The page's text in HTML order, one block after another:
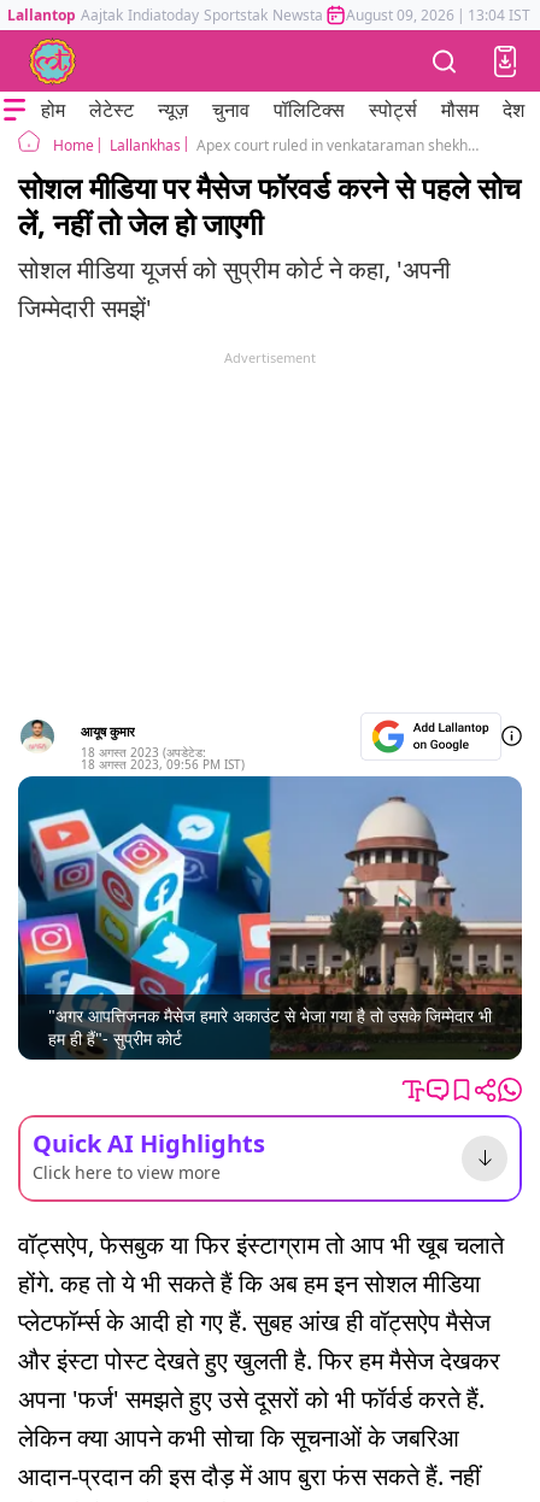
Lallantop Aajtak Indiatoday Sportstak Newstak Mumbai Tak Astrotak
August 09, 2026 | 13:04 IST
होम लेटेस्ट न्यूज़ चुनाव पॉलिटिक्स स्पोर्ट्स मौसम देश
Home Lallankhas Apex court ruled in venkataraman shekher case that one cannot shirk liability after forwarding abusive social media posts
सोशल मीडिया पर मैसेज फॉरवर्ड करने से पहले सोच
लें, नहीं तो जेल हो जाएगी
सोशल मीडिया यूजर्स को सुप्रीम कोर्ट ने कहा, 'अपनी
जिम्मेदारी समझें'
Advertisement
आयूष कुमार
18 अगस्त 2023 (अपडेटेड:
18 अगस्त 2023, 09:56 PM IST)
"अगर आपत्तिजनक मैसेज हमारे अकाउंट से भेजा गया है तो उसके जिम्मेदार भी
हम ही हैं"- सुप्रीम कोर्ट
Quick AI Highlights
Click here to view more
वॉट्सऐप, फेसबुक या फिर इंस्टाग्राम तो आप भी खूब चलाते
होंगे. कह तो ये भी सकते हैं कि अब हम इन सोशल मीडिया
प्लेटफॉर्म्स के आदी हो गए हैं. सुबह आंख ही वॉट्सऐप मैसेज
और इंस्टा पोस्ट देखते हुए खुलती है. फिर हम मैसेज देखकर
अपना 'फर्ज' समझते हुए उसे दूसरों को भी फॉर्वर्ड करते हैं.
लेकिन क्या आपने कभी सोचा कि सूचनाओं के जबरिआ
आदान-प्रदान की इस दौड़ में आप बुरा फंस सकते हैं. नहीं